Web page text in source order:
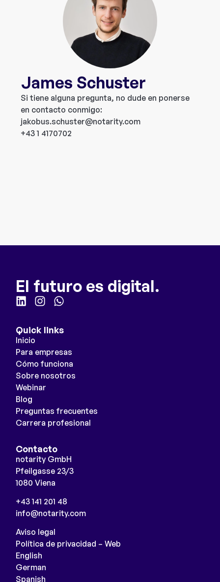
James Schuster
Si tiene alguna pregunta, no dude en ponerse
en contacto conmigo:
jakobus.schuster@notarity.com
+43 1 4170702
El futuro es digital.
Quick links
Inicio
Para empresas
Cómo funciona
Sobre nosotros
Webinar
Blog
Preguntas frecuentes
Carrera profesional
Contacto
notarity GmbH
Pfeilgasse 23/3
1080 Viena
+43 141 201 48
info@notarity.com
Aviso legal
Política de privacidad – Web
English
German
Spanish